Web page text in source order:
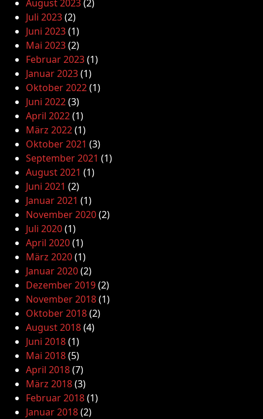
August 2023(2)
Juli 2023(2)
Juni 2023(1)
Mai 2023(2)
Februar 2023(1)
Januar 2023(1)
Oktober 2022(1)
Juni 2022(3)
April 2022(1)
März 2022(1)
Oktober 2021 (3)
September 2021 (1)
August 2021 (1)
Juni 2021 (2)
Januar 2021 (1)
November 2020(2)
Juli 2020(1)
April 2020(1)
März 2020(1)
Januar 2020(2)
Dezember 2019(2)
November 2018(1)
Oktober 2018(2)
August 2018(4)
Juni 2018(1)
Mai 2018(5)
April 2018(7)
März 2018(3)
Februar 2018(1)
Januar 2018(2)